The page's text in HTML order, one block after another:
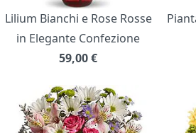
Lilium Bianchi e Rose Rosse
in Elegante Confezione
59,00€